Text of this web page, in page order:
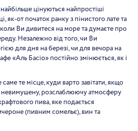
найбільше цінуються найпростіші
як-от початок ранку з пінистого лате та
Ви дивитеся на море та думаєте про
Незалежно від того, чи Ви
для дня на березі, чи для вечора на
«Аль Басіо» постійно змінюється, як і
саме те місце, куди варто завітати, якщо
невимушену, розслаблюючу атмосферу
пива, яке подається
(пивним сомельє), вин та